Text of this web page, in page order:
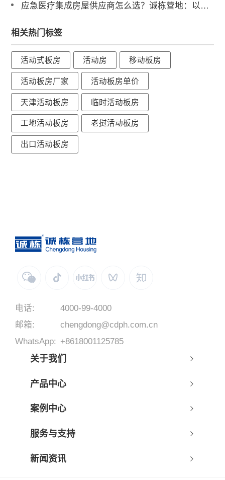
应急医疗集成房屋供应商怎么选？诚栋营地：以专业产品守护生命防线，赋能高效应急响应
相关热门标签
活动式板房 活动房 移动板房
活动板房厂家 活动板房单价
天津活动板房 临时活动板房
工地活动板房 老挝活动板房
出口活动板房
电话:
4000-99-4000
邮箱:
chengdong@cdph.com.cn
WhatsApp: +8618001125785
关于我们
产品中心
案例中心
服务与支持
新闻资讯